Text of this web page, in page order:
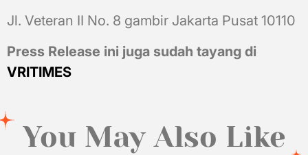
Jl. Veteran II No. 8 gambir Jakarta Pusat 10110
Press Release ini juga sudah tayang di
VRITIMES
You May Also Like